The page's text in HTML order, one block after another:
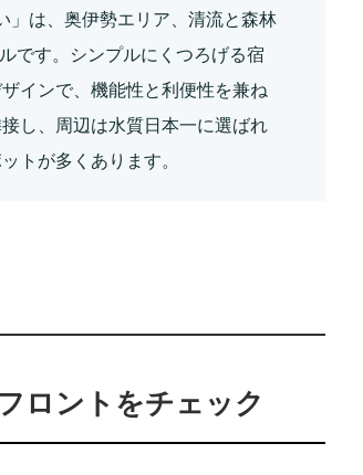
」は、奥伊勢エリア、清流と森林
です。シンプルにくつろげる宿
インで、機能性と利便性を兼ね
し、周辺は水質日本一に選ばれ
トが多くあります。
ロントをチェック